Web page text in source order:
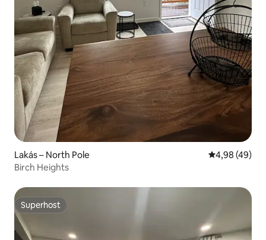
Lakás – North Pole Átlagos
4,98 (49)
Birch Heights
Superhost
Superhost